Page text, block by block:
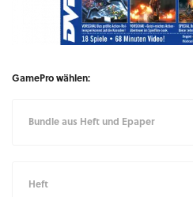
GamePro wählen:
Bundle aus Heft und Epaper
Heft